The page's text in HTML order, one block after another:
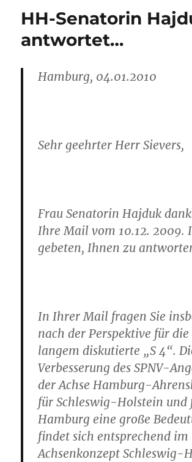
HH-Senatorin
antwortet…
Hamburg, 04.01.2010
Sehr geehrter Herr Sievers,
Frau Senatorin Hajduk
Ihre Mail vom 10.12. 2009.
gebeten, Ihnen zu
In Ihrer Mail fragen Sie
nach der Perspektive für
langem diskutierte „S 4“.
Verbesserung des SPNV-
der Achse Hamburg-
für Schleswig-Holstein und
Hamburg eine große
findet sich entsprechend im
Achsenkonzept Schleswig-